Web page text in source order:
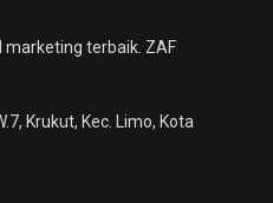
marketing terbaik. ZAF
Krukut, Kec. Limo, Kota